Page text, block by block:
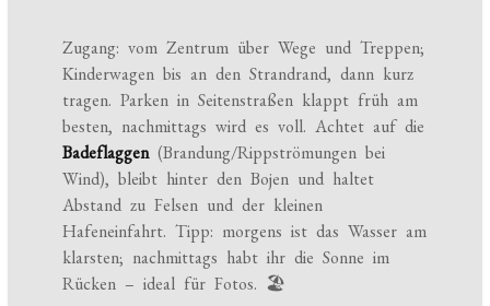
Zugang: vom Zentrum über Wege und Treppen;
Kinderwagen bis an den Strandrand, dann kurz
tragen. Parken in Seitenstraßen klappt früh am
besten, nachmittags wird es voll. Achtet auf die
Badeflaggen(Brandung/Rippströmungen bei
Wind), bleibt hinter den Bojen und haltet
Abstand zu Felsen und der kleinen
Hafeneinfahrt. Tipp: morgens ist das Wasser am
klarsten; nachmittags habt ihr die Sonne im
Rücken – ideal für Fotos. 🏖️